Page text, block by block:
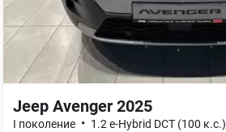
Jeep Avenger 2025
I поколение • 1.2 e-Hybrid DCT (100 к.с.)